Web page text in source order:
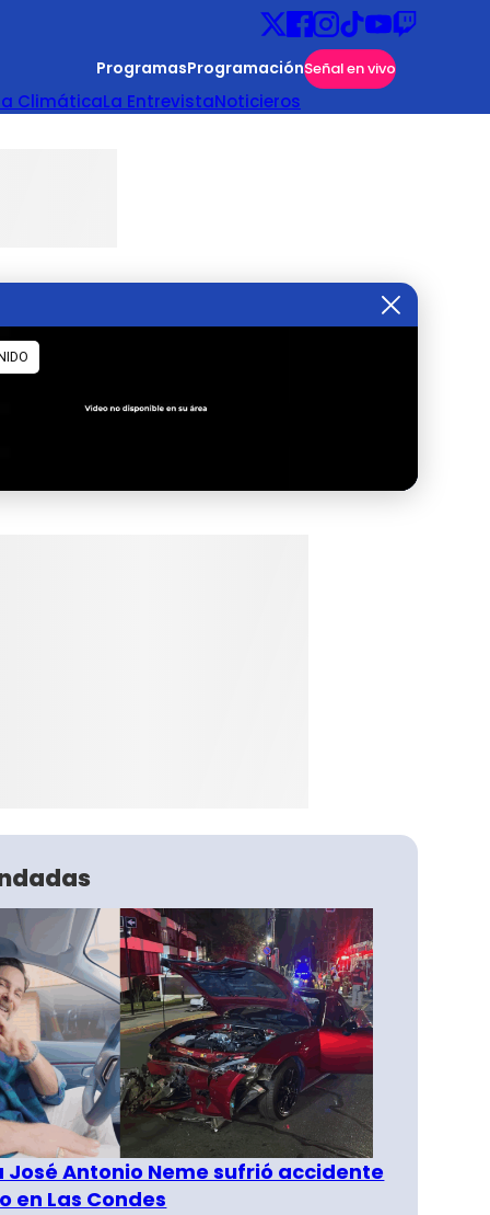
ProgramasProgramaciónSeñal en vivo
ClimáticaLa EntrevistaNoticieros
José Antonio Neme sufrió accidente
en Las Condes